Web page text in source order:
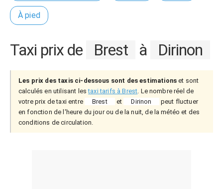
À pied
Taxi prix de Brest à Dirinon
Les prix des taxis ci-dessous sont des estimations et sont
calculés en utilisant lestaxi tarifs à Brest. Le nombre réel de
votre prix de taxi entre
Brest et Dirinon
peut fluctuer
en fonction de l'heure du jour ou de la nuit, de la météo et des
conditions de circulation.